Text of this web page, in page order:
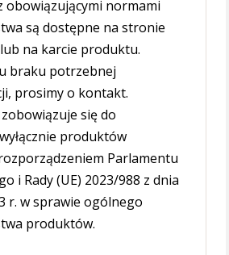
obowiązującymi normami
są dostępne na stronie
na karcie produktu.
braku potrzebnej
prosimy o kontakt.
się do
produktów
Parlamentu
i Rady (UE) 2023/988 z dnia
r. w sprawie ogólnego
produktów.